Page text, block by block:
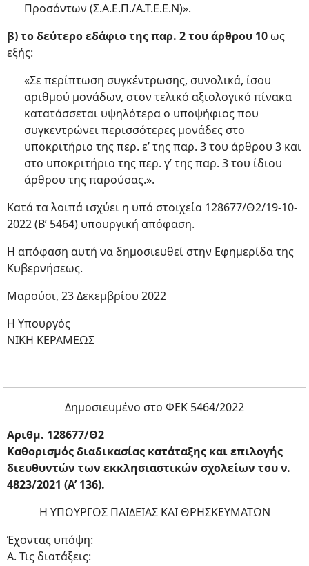
Προσόντων (Σ.Α.Ε.Π./Α.Τ.Ε.Ε.Ν)».
β) το δεύτερο εδάφιο της παρ. 2 του άρθρου 10 ως
εξής:
«Σε περίπτωση συγκέντρωσης, συνολικά, ίσου
αριθμού μονάδων, στον τελικό αξιολογικό πίνακα
κατατάσσεται υψηλότερα ο υποψήφιος που
συγκεντρώνει περισσότερες μονάδες στο
υποκριτήριο της περ. ε’ της παρ. 3 του άρθρου 3 και
στο υποκριτήριο της περ. γ’ της παρ. 3 του ίδιου
άρθρου της παρούσας.».
Κατά τα λοιπά ισχύει η υπό στοιχεία 128677/Θ2/19-10-
2022 (Β’ 5464) υπουργική απόφαση.
Η απόφαση αυτή να δημοσιευθεί στην Εφημερίδα της
Κυβερνήσεως.
Μαρούσι, 23 Δεκεμβρίου 2022
Η Υπουργός
ΝΙΚΗ ΚΕΡΑΜΕΩΣ
Δημοσιευμένο στο ΦΕΚ 5464/2022
Αριθμ. 128677/Θ2
Καθορισμός διαδικασίας κατάταξης και επιλογής
διευθυντών των εκκλησιαστικών σχολείων του ν.
4823/2021 (Α’ 136).
Η ΥΠΟΥΡΓΟΣ ΠΑΙΔΕΙΑΣ ΚΑΙ ΘΡΗΣΚΕΥΜΑΤΩΝ
Έχοντας υπόψη:
Α. Τις διατάξεις: